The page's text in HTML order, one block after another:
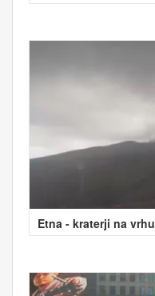
Etna - kraterji na vrhu